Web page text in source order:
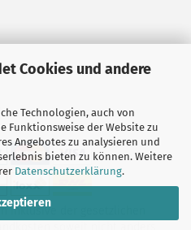
Cookies und andere
Technologien, auch von
der Website zu
Angebotes zu analysieren und
bieten zu können. Weitere
Datenschutzerklärung.
inklusive der gesetzlichen